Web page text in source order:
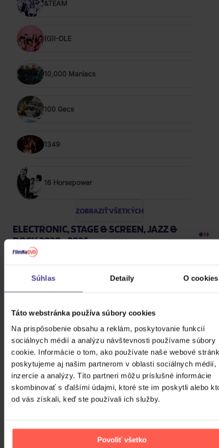
Súhlas Detaily O cookies
Táto webstránka používa súbory cookies
Na prispôsobenie obsahu a reklám, poskytovanie funkcií
sociálnych médií a analýzu návštevnosti používame súbory
cookie. Informácie o tom, ako používate naše webové
poskytujeme aj našim partnerom v oblasti sociálnych médií,
inzercie a analýzy. Títo partneri môžu príslušné informácie
skombinovať s ďalšími údajmi, ktoré ste im poskytli alebo
od vás získali, keď ste používali ich služby.
Povoliť všetko
&TEAM
(G)I-DLE
10,000 Maniacs
100 Gecs
1349
16 Horsepower
ZOBRAZIŤ VŠETKÝCH
ELECTRONIC, STAGE & SCREEN, JAZZ &
ROCK 2020 - 2026
2025) Part 2
Skladom 12,20 €
Kabát: Original Albums Vol.3
4CD
Skladom 18,60 €
roky